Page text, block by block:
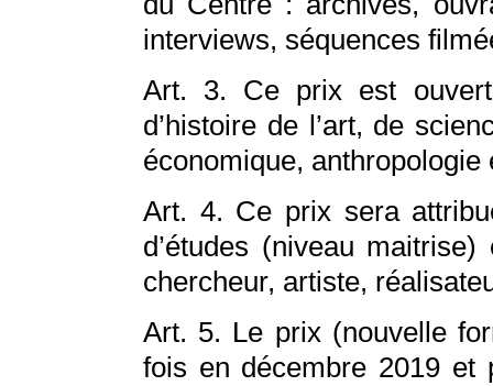
interviews, séquences
Art. 3. Ce prix est ouvert
d’histoire de l’art, de
économique, anthropologie
Art. 4. Ce prix sera
d’études (niveau
chercheur, artiste,
Art. 5. Le prix (nouvelle
fois en décembre 2019 et